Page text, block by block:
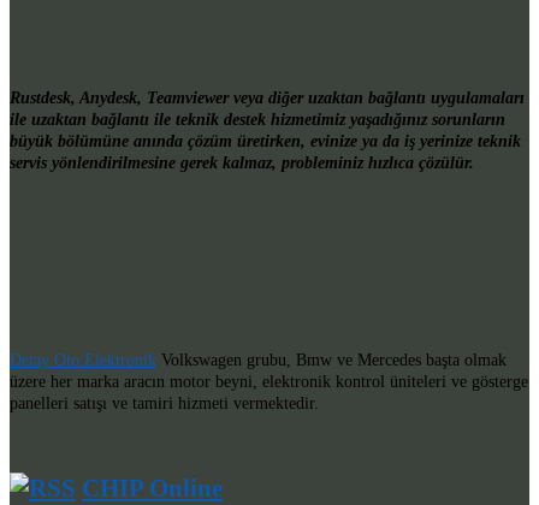
Rustdesk, Anydesk, Teamviewer veya diğer uzaktan bağlantı uygulamaları
ile uzaktan bağlantı ile teknik destek hizmetimiz yaşadığınız sorunların
büyük bölümüne anında çözüm üretirken, evinize ya da iş yerinize teknik
servis yönlendirilmesine gerek kalmaz, probleminiz hızlıca çözülür.
Detay Oto Elektronik Volkswagen grubu, Bmw ve Mercedes başta olmak
üzere her marka aracın motor beyni, elektronik kontrol üniteleri ve gösterge
panelleri satışı ve tamiri hizmeti vermektedir.
CHIP Online